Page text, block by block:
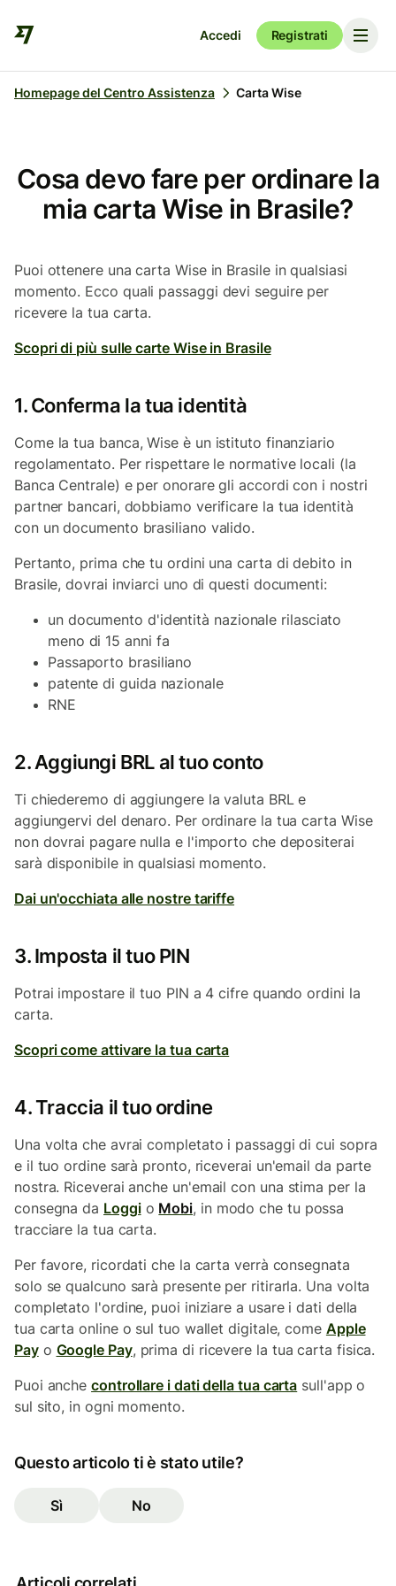
Accedi Registrati
Homepage del Centro Assistenza Carta Wise
Cosa devo fare per ordinare la
mia carta Wise in Brasile?
Puoi ottenere una carta Wise in Brasile in qualsiasi
momento. Ecco quali passaggi devi seguire per
ricevere la tua carta.
Scopri di più sulle carte Wise in Brasile
1. Conferma la tua identità
Come la tua banca, Wise è un istituto finanziario
regolamentato. Per rispettare le normative locali (la
Banca Centrale) e per onorare gli accordi con i nostri
partner bancari, dobbiamo verificare la tua identità
con un documento brasiliano valido.
Pertanto, prima che tu ordini una carta di debito in
Brasile, dovrai inviarci uno di questi documenti:
un documento d'identità nazionale rilasciato
meno di 15 anni fa
Passaporto brasiliano
patente di guida nazionale
RNE
2. Aggiungi BRL al tuo conto
Ti chiederemo di aggiungere la valuta BRL e
aggiungervi del denaro. Per ordinare la tua carta Wise
non dovrai pagare nulla e l'importo che depositerai
sarà disponibile in qualsiasi momento.
Dai un'occhiata alle nostre tariffe
3. Imposta il tuo PIN
Potrai impostare il tuo PIN a 4 cifre quando ordini la
carta.
Scopri come attivare la tua carta
4. Traccia il tuo ordine
Una volta che avrai completato i passaggi di cui sopra
e il tuo ordine sarà pronto, riceverai un'email da parte
nostra. Riceverai anche un'email con una stima per la
consegna da Loggio Mobi, in modo che tu possa
tracciare la tua carta.
Per favore, ricordati che la carta verrà consegnata
solo se qualcuno sarà presente per ritirarla. Una volta
completato l'ordine, puoi iniziare a usare i dati della
tua carta online o sul tuo wallet digitale, come Apple
Payo Google Pay, prima di ricevere la tua carta fisica.
Puoi anchecontrollare i dati della tua carta sull'app o
sul sito, in ogni momento.
Questo articolo ti è stato utile?
Sì No